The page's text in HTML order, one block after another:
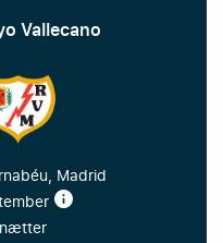
Vallecano
Madrid